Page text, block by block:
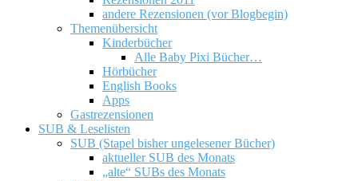
andere Rezensionen (vor Blogbegin)
Themenübersicht
Kinderbücher
Alle Baby Pixi Bücher…
Hörbücher
English Books
Apps
Gastrezensionen
SUB & Leselisten
SUB (Stapel bisher ungelesener Bücher)
aktueller SUB des Monats
„alte“ SUBs des Monats